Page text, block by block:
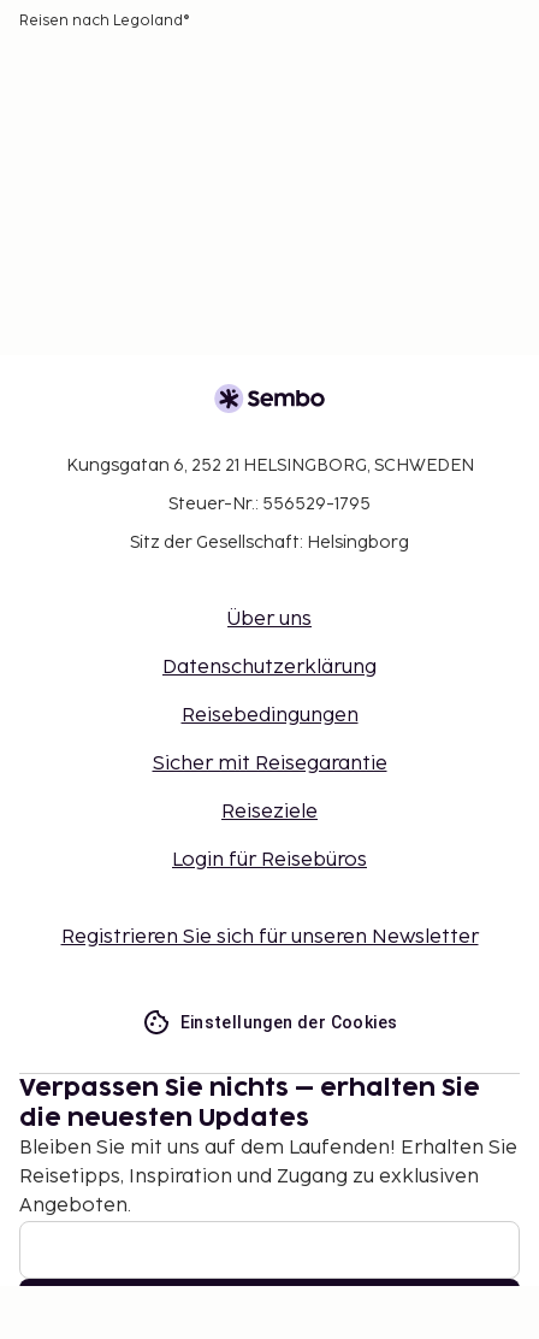
Reisen nach Legoland®
Kungsgatan 6, 252 21 HELSINGBORG, SCHWEDEN
Steuer-Nr.: 556529-1795
Sitz der Gesellschaft: Helsingborg
Über uns
Datenschutzerklärung
Reisebedingungen
Sicher mit Reisegarantie
Reiseziele
Login für Reisebüros
Registrieren Sie sich für unseren Newsletter
Einstellungen der Cookies
Verpassen Sie nichts – erhalten Sie
die neuesten Updates
Bleiben Sie mit uns auf dem Laufenden! Erhalten Sie
Reisetipps, Inspiration und Zugang zu exklusiven
Angeboten.